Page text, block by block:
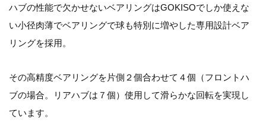
ハブの性能で欠かせないベアリングはGOKISOでしか使えな
い小径肉薄でベアリングで球も特別に増やした専用設計ベア
リングを採用。
その高精度ベアリングを片側２個合わせて４個（フロントハ
ブの場合。リアハブは７個）使用して滑らかな回転を実現し
ています。